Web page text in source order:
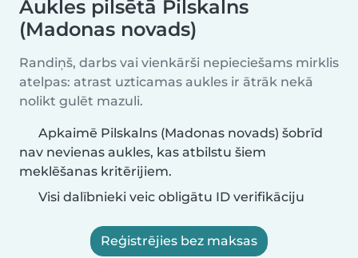
Aukles pilsētā Pilskalns
(Madonas novads)
Randiņš, darbs vai vienkārši nepieciešams mirklis
atelpas: atrast uzticamas aukles ir ātrāk nekā
nolikt gulēt mazuli.
Apkaimē Pilskalns (Madonas novads) šobrīd
nav nevienas aukles, kas atbilstu šiem
meklēšanas kritērijiem.
Visi dalībnieki veic obligātu ID verifikāciju
Reģistrējies bez maksas